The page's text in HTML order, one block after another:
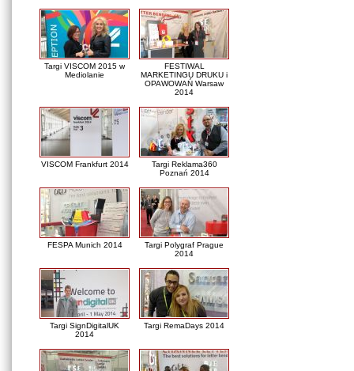
Targi VISCOM 2015 w
Mediolanie
FESTIWAL
MARKETINGU DRUKU i
OPAWOWAŃ Warsaw
2014
VISCOM Frankfurt 2014
Targi Reklama360
Poznań 2014
FESPA Munich 2014
Targi Polygraf Prague
2014
Targi SignDigitalUK
2014
Targi RemaDays 2014